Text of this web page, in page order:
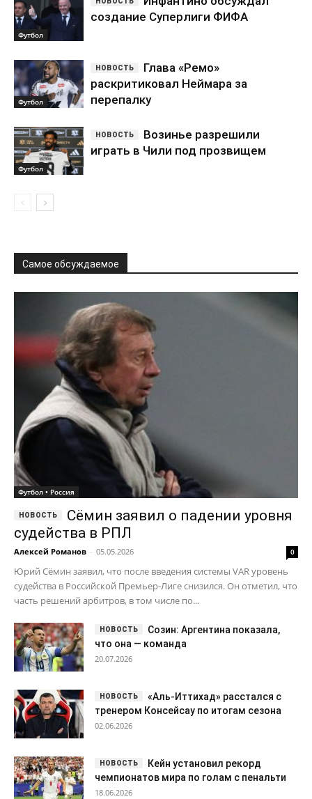
Футбол
создание Суперлиги ФИФА
Футбол
Глава «Ремо»
раскритиковал Неймара за
перепалку
Футбол
Возинье разрешили
играть в Чили под прозвищем
Самое обсуждаемое
Футбол • Россия
Сёмин заявил о падении уровня
судейства в РПЛ
Алексей Романов - 05.05.2026 0
Юрий Сёмин заявил, что после введения системы VAR уровень
судейства в Российской Премьер-Лиге снизился. Он отметил, что
часть решений арбитров, в том числе по...
Созин: Аргентина показала,
что она — команда
20.07.2026
«Аль-Иттихад» расстался с
тренером Консейсау по итогам сезона
02.06.2026
Кейн установил рекорд
чемпионатов мира по голам с пенальти
18.06.2026